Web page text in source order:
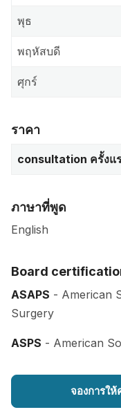
พุธ
พฤหัสบดี
ศุกร์
ราคา
consultation ครั้งแ
ภาษาที่พูด
English
Board
ASAPS - American
Surgery
ASPS - American
จองการใ